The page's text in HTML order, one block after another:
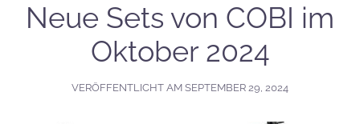
Neue Sets von COBI im
Oktober 2024
VERÖFFENTLICHT AM SEPTEMBER 29, 2024